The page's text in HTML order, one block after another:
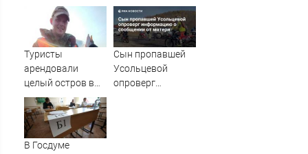
который петлял
на трассе
(ВИДЕО)
водитель
большегруза –
Новости Твери и
городов Тверской
области сегодня -
Туристы
арендовали
целый остров в
Карелии (ФОТО)
Сын пропавшей
Усольцевой
опроверг
В Госдуме